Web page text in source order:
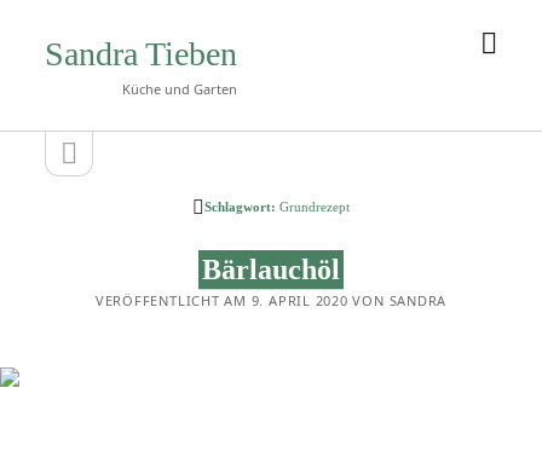
Sandra Tieben
Küche und Garten
Seitenleiste
Seitenleiste
öffnen
Schlagwort: Grundrezept
Bärlauchöl
VERÖFFENTLICHT AM 9. APRIL 2020 VON SANDRA